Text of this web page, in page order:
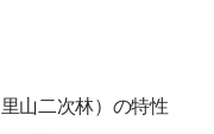
山二次林）の特性